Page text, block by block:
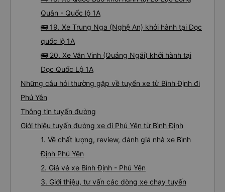
Quân - Quốc lộ 1A
🚌 19. Xe Trung Nga (Nghệ An) khởi hành tại Dọc
quốc lộ 1A
🚌 20. Xe Văn Vinh (Quảng Ngãi) khởi hành tại
Dọc Quốc Lộ 1A
Những câu hỏi thường gặp về tuyến xe từ Bình Định đi
Phú Yên
Thông tin tuyến đường
Giới thiệu tuyến đường xe đi Phú Yên từ Bình Định
1. Về chất lượng, review, đánh giá nhà xe Bình
Định Phú Yên
2. Giá vé xe Bình Định - Phú Yên
3. Giới thiệu, tư vấn các dòng xe chạy tuyến